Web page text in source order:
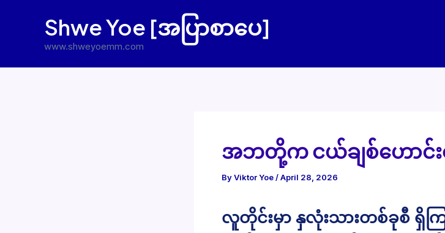
Shwe Yoe [အပြာစာပေ]
www.shweyoemm.com
အဘတို့က ငယ်ချစ်ဟောင်း
ByViktor Yoe/April 28, 2026
လူတိုင်းမှာ နှလုံးသားတစ်ခုစီ ရှိက